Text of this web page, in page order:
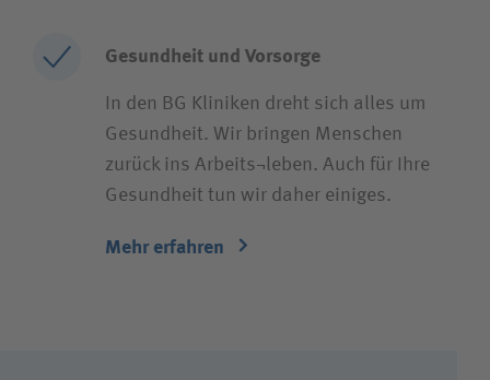
Gesundheit und Vorsorge
In den BG Kliniken dreht sich alles um
Gesundheit. Wir bringen Menschen
zurück ins Arbeits¬leben. Auch für Ihre
Gesundheit tun wir daher einiges.
Mehr erfahren